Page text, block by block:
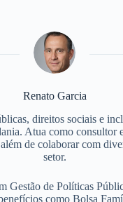
Renato Garcia
direitos sociais e
Atua como consultor
de colaborar com
setor.
Gestão de Políticas
como Bolsa